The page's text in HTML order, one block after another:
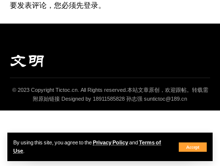
By using this site, you agree to thePrivacy PolicyandTerms of
Use.
Accept
要发表评论，您必须先登录。
© 2023 Copyright Tictoc.cn. All Rights reserved.本站文章原创，欢迎跟帖。转载需
附原始链接 Designed by 18911585828 孙志强 suntictoc@189.cn